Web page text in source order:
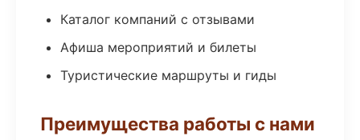
Каталог компаний с отзывами
Афиша мероприятий и билеты
Туристические маршруты и гиды
Преимущества работы с нами